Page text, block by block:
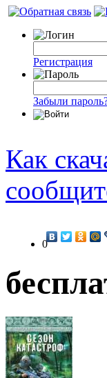
Регистрация
Забыли
Как
0